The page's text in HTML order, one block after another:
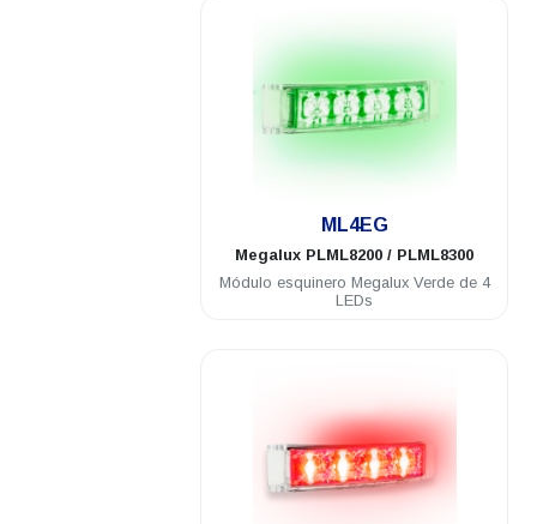
ML4EG
Megalux PLML8200 / PLML8300
Módulo esquinero Megalux Verde de 4
LEDs